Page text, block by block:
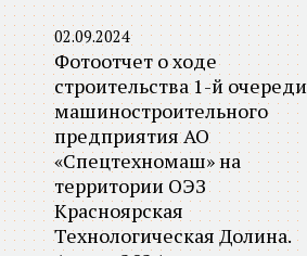
02.09.2024
Фотоотчет о ходе
строительства 1-й очереди
машиностроительного
предприятия АО
«Спецтехномаш» на
территории ОЭЗ
Красноярская
Технологическая Долина.